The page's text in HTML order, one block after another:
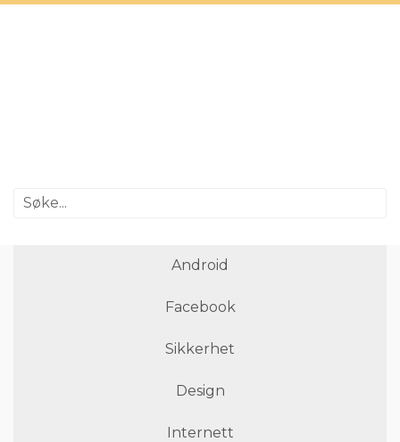
Android
Facebook
Sikkerhet
Design
Internett